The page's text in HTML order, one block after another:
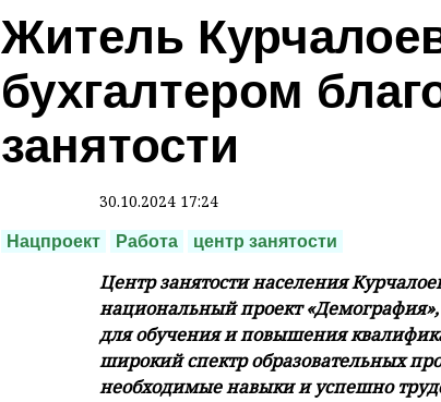
Житель
бухгалтером
занятости
30.10.2024 17:24
Нацпроект Работа центр занятости
Центр занятости населения
национальный проект
для обучения и повышения
широкий спектр образовательных
необходимые навыки и успешно